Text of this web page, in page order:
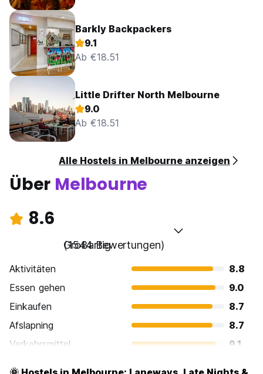
Barkly Backpackers
9.1
Ab €18.51
Little Drifter North Melbourne
9.0
Ab €18.51
Alle Hostels in Melbourne anzeigen
Über Melbourne
8.6
Großartig
(1544 Bewertungen)
Aktivitäten
8.8
Essen gehen
9.0
Einkaufen
8.7
Afslapning
8.7
Verkehrsmittel
9.1